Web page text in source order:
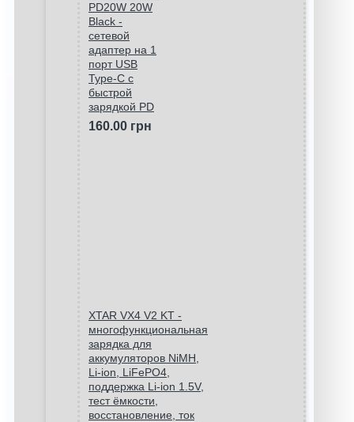
PD20W 20W
Black -
сетевой
адаптер на 1
порт USB
Type-C c
быстрой
зарядкой PD
160.00 грн
XTAR VX4 V2 KT -
многофункциональная
зарядка для
аккумуляторов NiMH,
Li-ion, LiFePO4,
поддержка Li-ion 1.5V,
тест ёмкости,
восстановление, ток